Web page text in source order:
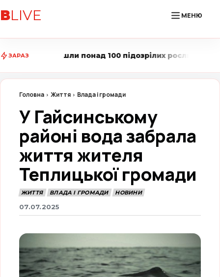
ВLIVE МЕНЮ
ЗАРАЗ 100 підозрілих рослин • Вінниця LIVE
Головна Життя Влада і громади
У Гайсинському
районі вода забрала
життя жителя
Теплицької громади
ЖИТТЯ ВЛАДА І ГРОМАДИ НОВИНИ
07.07.2025